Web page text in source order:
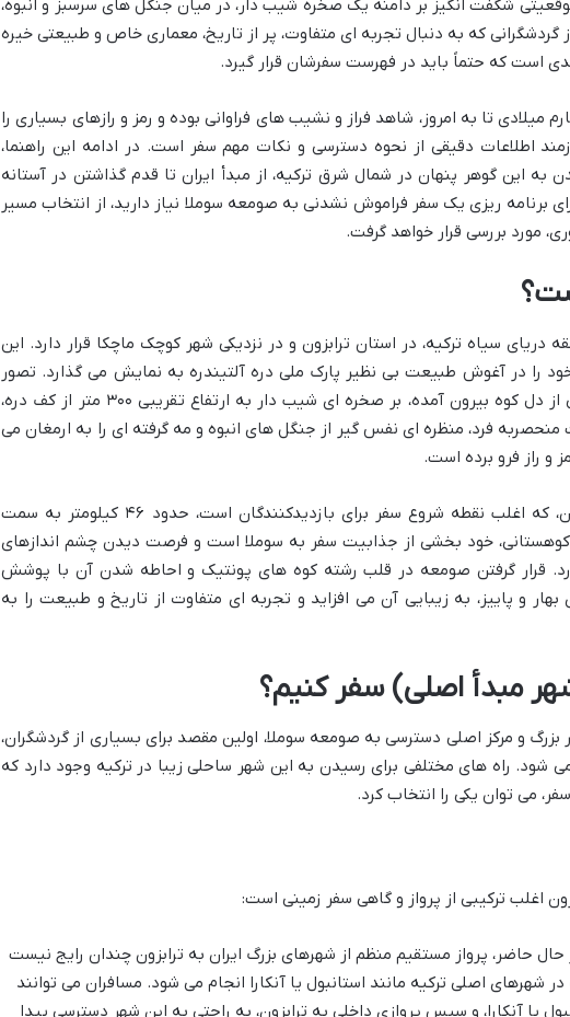
شگفت انگیز بر دامنه یک صخره شیب دار، در میان جنگل های سرسبز و انبوه،
که به دنبال تجربه ای متفاوت، پر از تاریخ، معماری خاص و طبیعتی خیره
است که حتماً باید در فهرست سفرشان قرار گیرد.
میلادی تا به امروز، شاهد فراز و نشیب های فراوانی بوده و رمز و رازهای بسیاری را
اطلاعات دقیقی از نحوه دسترسی و نکات مهم سفر است. در ادامه این راهنما،
به این گوهر پنهان در شمال شرق ترکیه، از مبدأ ایران تا قدم گذاشتن در آستانه
برنامه ریزی یک سفر فراموش نشدنی به صومعه سوملا نیاز دارید، از انتخاب مسیر
مورد بررسی قرار خواهد گرفت.
سیاه ترکیه، در استان ترابزون و در نزدیکی شهر کوچک ماچکا قرار دارد. این
را در آغوش طبیعت بی نظیر پارک ملی دره آلتیندره به نمایش می گذارد. تصور
کنید صومعه ای باستانی که گویی از دل کوه بیرون آمده، بر صخره ای شیب دار به ارتفاع تقریبی ۳۰۰ متر از کف دره،
فرد، منظره ای نفس گیر از جنگل های انبوه و مه گرفته ای را به ارمغان می
و راز فرو برده است.
فاصله این صومعه با شهر ترابزون، که اغلب نقطه شروع سفر برای بازدیدکنندگان است، حدود ۴۶ کیلومتر به سمت
خود بخشی از جذابیت سفر به سوملا است و فرصت دیدن چشم اندازهای
قرار گرفتن صومعه در قلب رشته کوه های پونتیک و احاطه شدن آن با پوشش
و پاییز، به زیبایی آن می افزاید و تجربه ای متفاوت از تاریخ و طبیعت را به
مبدأ اصلی) سفر کنیم؟
بزرگ و مرکز اصلی دسترسی به صومعه سوملا، اولین مقصد برای بسیاری از گردشگران،
شود. راه های مختلفی برای رسیدن به این شهر ساحلی زیبا در ترکیه وجود دارد که
می توان یکی را انتخاب کرد.
اغلب ترکیبی از پرواز و گاهی سفر زمینی است:
حال حاضر، پرواز مستقیم منظم از شهرهای بزرگ ایران به ترابزون چندان رایج نیست
شهرهای اصلی ترکیه مانند استانبول یا آنکارا انجام می شود. مسافران می توانند
یا آنکارا، و سپس پروازی داخلی به ترابزون، به راحتی به این شهر دسترسی پیدا